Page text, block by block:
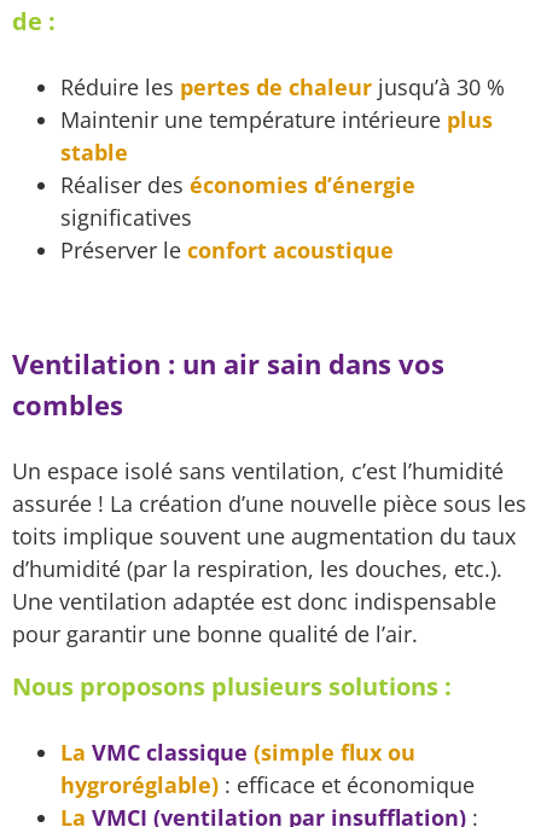
de :
Réduire les pertes de chaleur jusqu’à 30 %
Maintenir une température intérieure plus
stable
Réaliser des économies d’énergie
significatives
Préserver le confort acoustique
Ventilation : un air sain dans vos
combles
Un espace isolé sans ventilation, c’est l’humidité
assurée ! La création d’une nouvelle pièce sous les
toits implique souvent une augmentation du taux
d’humidité (par la respiration, les douches, etc.).
Une ventilation adaptée est donc indispensable
pour garantir une bonne qualité de l’air.
Nous proposons plusieurs solutions :
La VMC classique (simple flux ou
hygroréglable) : efficace et économique
La VMCI (ventilation par insufflation) :